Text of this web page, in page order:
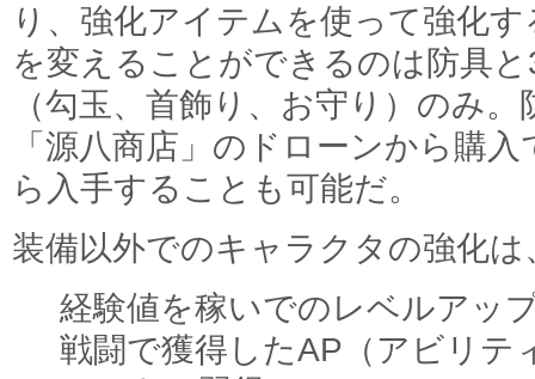
り、強化アイテムを使って強化
を変えることができるのは防具
（勾玉、首飾り、お守り）のみ
「源八商店」のドローンから購
ら入手することも可能だ。
装備以外でのキャラクタの強化は
経験値を稼いでのレベルアッ
戦闘で獲得したAP（アビリテ